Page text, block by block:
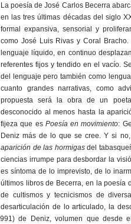
La poesía de José Carlos Becerra
en las tres últimas décadas del siglo
formal expansiva, sensorial y
como José Luis Rivas y Coral
lenguaje líquido, en continuo
referentes fijos y tendido en el vacío.
del lenguaje pero también como
cuanto grandes narrativas, como
propuesta será la obra de un
desconocido al menos hasta la
fijeza que es Poesía en movimiento:
Deniz más de lo que se cree. Y si
aparición de las hormigasdel
ciencias irrumpe para desbordar la
es síntoma de lo imprevisto, de lo
últimos libros de Becerra, en la poesía
de cultismos y tecnicismos de
desarticulación de lo articulado, la
de Deniz, volumen que desde